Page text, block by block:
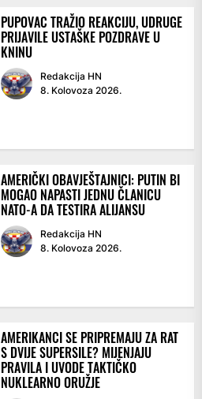
PUPOVAC TRAŽIO REAKCIJU, UDRUGE
PRIJAVILE USTAŠKE POZDRAVE U
KNINU
Redakcija HN
8. Kolovoza 2026.
AMERIČKI OBAVJEŠTAJNICI: PUTIN BI
MOGAO NAPASTI JEDNU ČLANICU
NATO-A DA TESTIRA ALIJANSU
Redakcija HN
8. Kolovoza 2026.
AMERIKANCI SE PRIPREMAJU ZA RAT
S DVIJE SUPERSILE? MIJENJAJU
PRAVILA I UVODE TAKTIČKO
NUKLEARNO ORUŽJE